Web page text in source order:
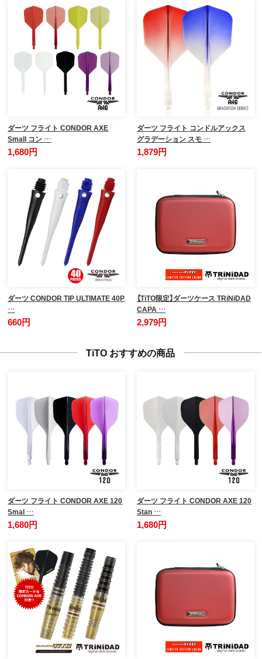
ダーツ フライト CONDOR AXE
Small コン …
1,680円
ダーツ フライト コンドルアックス
グラデーション スモ …
1,879円
ダーツ CONDOR TIP ULTIMATE 40P
…
660円
【TiTO限定】ダーツケース TRiNiDAD
CAPA …
2,979円
TiTO おすすめの商品
ダーツ フライト CONDOR AXE 120
Smal …
1,680円
ダーツ フライト CONDOR AXE 120
Stan …
1,680円